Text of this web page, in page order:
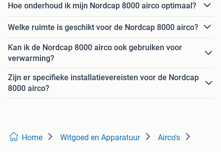
Hoe onderhoud ik mijn Nordcap 8000 airco optimaal?
Welke ruimte is geschikt voor de Nordcap 8000 airco?
Kan ik de Nordcap 8000 airco ook gebruiken voor
verwarming?
Zijn er specifieke installatievereisten voor de Nordcap
8000 airco?
Home Witgoed en Apparatuur Airco's